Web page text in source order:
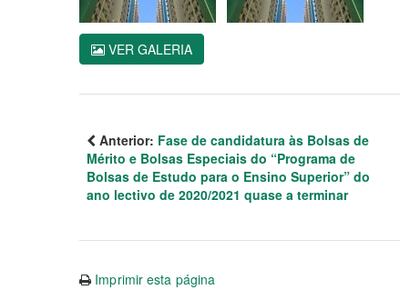
VER GALERIA
Anterior: Fase de candidatura às Bolsas de
Mérito e Bolsas Especiais do “Programa de
Bolsas de Estudo para o Ensino Superior” do
ano lectivo de 2020/2021 quase a terminar
Imprimir esta página